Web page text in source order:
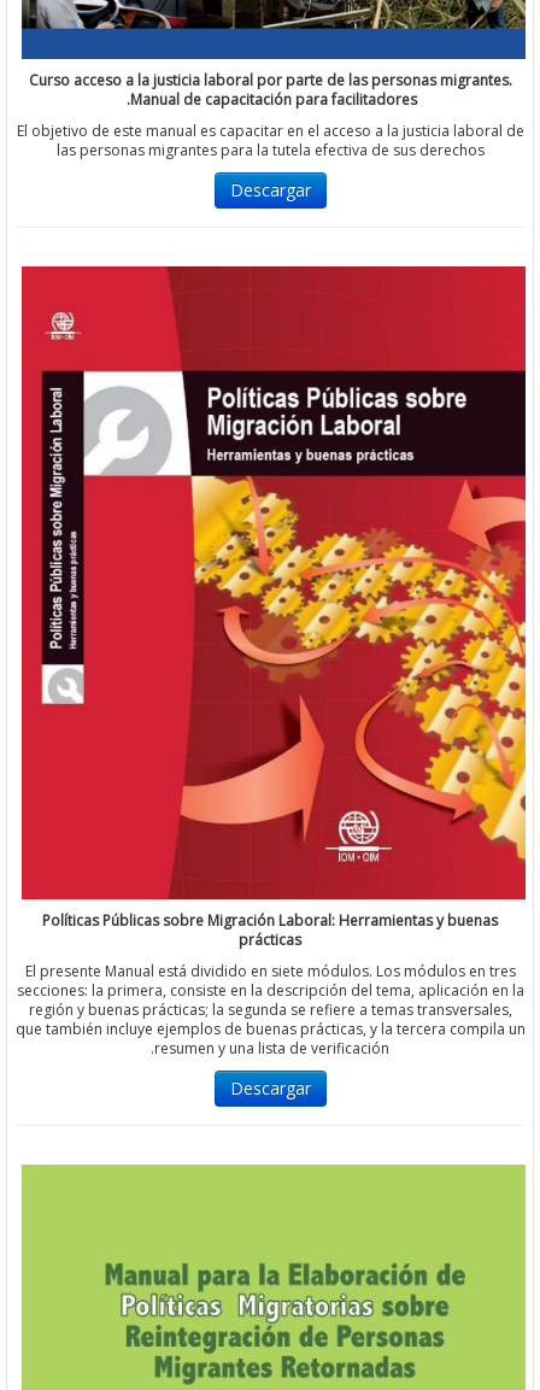
Curso acceso a la justicia laboral por parte de las personas
Manual de capacitación para facilitadores.
El objetivo de este manual es capacitar en el acceso a la justicia
las personas migrantes para la tutela efectiva de sus
Descargar
Políticas Públicas sobre Migración Laboral: Herramientas y
prácticas
El presente Manual está dividido en siete módulos. Los módulos
secciones: la primera, consiste en la descripción del tema,
región y buenas prácticas; la segunda se refiere a temas
que también incluye ejemplos de buenas prácticas, y la tercera
resumen y una lista de verificación.
Descargar